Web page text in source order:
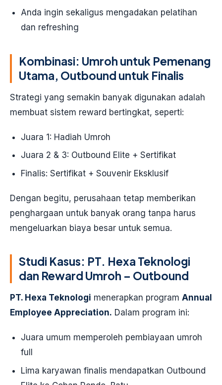
Anda ingin sekaligus mengadakan pelatihan
dan refreshing
Kombinasi: Umroh untuk Pemenang
Utama, Outbound untuk Finalis
Strategi yang semakin banyak digunakan adalah
membuat sistem reward bertingkat, seperti:
Juara 1: Hadiah Umroh
Juara 2 & 3: Outbound Elite + Sertifikat
Finalis: Sertifikat + Souvenir Eksklusif
Dengan begitu, perusahaan tetap memberikan
penghargaan untuk banyak orang tanpa harus
mengeluarkan biaya besar untuk semua.
Studi Kasus: PT. Hexa Teknologi
dan Reward Umroh – Outbound
PT. Hexa Teknologi menerapkan program Annual
Employee Appreciation. Dalam program ini:
Juara umum memperoleh pembiayaan umroh
full
Lima karyawan finalis mendapatkan Outbound